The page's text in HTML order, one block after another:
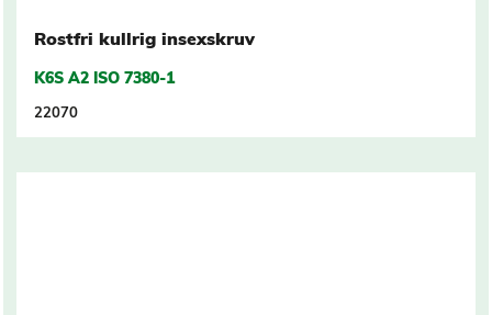
Rostfri kullrig insexskruv
K6S A2 ISO 7380-1
22070